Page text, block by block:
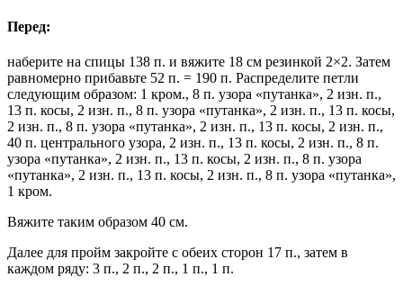
Перед:
наберите на спицы 138 п. и вяжите 18 см резинкой 2×2. Затем
равномерно прибавьте 52 п. = 190 п. Распределите петли
следующим образом: 1 кром., 8 п. узора «путанка», 2 изн. п.,
13 п. косы, 2 изн. п., 8 п. узора «путанка», 2 изн. п., 13 п. косы,
2 изн. п., 8 п. узора «путанка», 2 изн. п., 13 п. косы, 2 изн. п.,
40 п. центрального узора, 2 изн. п., 13 п. косы, 2 изн. п., 8 п.
узора «путанка», 2 изн. п., 13 п. косы, 2 изн. п., 8 п. узора
«путанка», 2 изн. п., 13 п. косы, 2 изн. п., 8 п. узора «путанка»,
1 кром.
Вяжите таким образом 40 см.
Далее для пройм закройте с обеих сторон 17 п., затем в
каждом ряду: 3 п., 2 п., 2 п., 1 п., 1 п.